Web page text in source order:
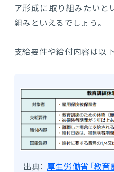
ア形成に取り組みたいと
組みといえるでしょう。
支給要件や給付内容は以
出典： 厚生労働省「教